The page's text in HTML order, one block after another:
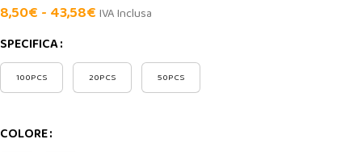
8,50€ - 43,58€ IVA Inclusa
SPECIFICA
100PCS 20PCS 50PCS
COLORE